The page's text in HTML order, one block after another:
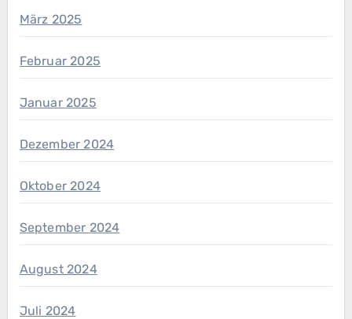
März 2025
Februar 2025
Januar 2025
Dezember 2024
Oktober 2024
September 2024
August 2024
Juli 2024